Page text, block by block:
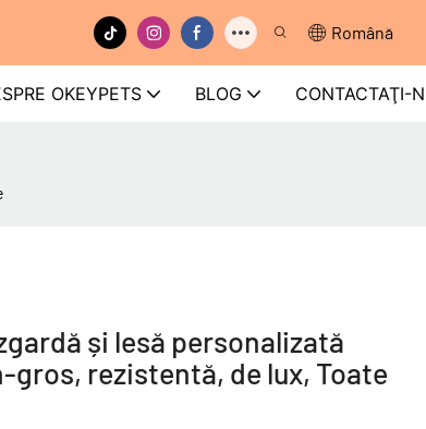
Română
OKEYPETS BLOG CONTACTAŢI-
și lesă personalizată
rezistentă, de lux, Toate